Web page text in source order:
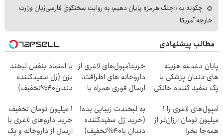
چگونه به «جنگ هرمز» پایان دهیم؛ به روایت سخنگوی فارسی‌زبان وزارت
خارجه آمریکا
مطالب پیشنهادی
پایان دغدغه هزینه
های دندان پزشکی با
پک سفید کننده خانگی
خریدآمپول‌های لاغری از
داروخانه های اطرافت،
ارسال فوری همراه با
با اعتماد بنفس لبخند
بزن (ژل سفیدکننده
دندان40%تخفیف)
آمپول‌های لاغری را ۱
میلیون تومان ارزان‌تر از
همه‌جا بخر!
به لبخندت زیبایی بده!
(خرید ژل سفیدکننده
دندان با40%تخفیف)
1 میلیون تومان تخفیف
خرید داروهای لاغری با
ارسال از داروخانه و پک